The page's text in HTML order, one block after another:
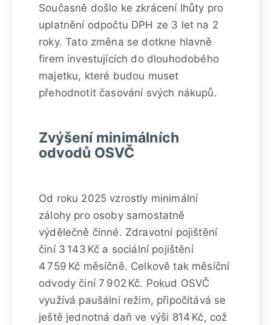
Současně došlo ke zkrácení lhůty pro
uplatnění odpočtu DPH ze 3 let na 2
roky. Tato změna se dotkne hlavně
firem investujících do dlouhodobého
majetku, které budou muset
přehodnotit časování svých nákupů.
Zvýšení minimálních
odvodů OSVČ
Od roku 2025 vzrostly minimální
zálohy pro osoby samostatně
výdělečně činné. Zdravotní pojištění
činí 3 143 Kč a sociální pojištění
4 759 Kč měsíčně. Celkově tak měsíční
odvody činí 7 902 Kč. Pokud OSVČ
využívá paušální režim, připočítává se
ještě jednotná daň ve výši 814 Kč, což